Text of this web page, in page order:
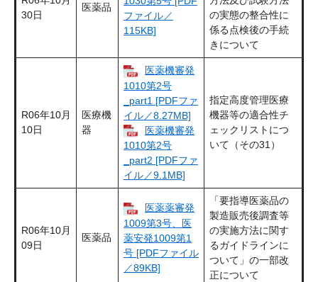
30日
医薬品
ファイル／
115KB]
の実態の整合性に
係る点検後の手続
きについて
R06年10月
10日
医療機
器
医薬機審発
1010第2号
_part1 [PDFファ
イル／8.27MB]
医薬機審発
1010第2号
_part2 [PDFファ
イル／9.1MB]
指定高度管理医療
機器等の適合性チ
ェックリストにつ
いて（その31）
R06年10月
09日
医薬品
医薬薬審発
1009第3号、医
薬安発1009第1
号 [PDFファイル
／89KB]
「要指導医薬品の
製造販売後調査等
の実施方法に関す
るガイドラインに
ついて」の一部改
正について